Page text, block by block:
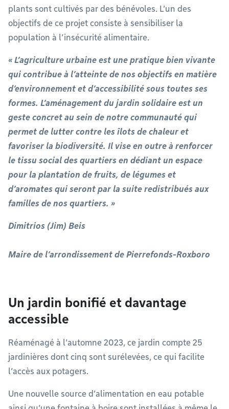
plants sont cultivés par des bénévoles. L’un des
objectifs de ce projet consiste à sensibiliser la
population à l’insécurité alimentaire.
« L’agriculture urbaine est une pratique bien vivante
qui contribue à l’atteinte de nos objectifs en matière
d’environnement et d’accessibilité sous toutes ses
formes. L’aménagement du jardin solidaire est un
geste concret au sein de notre communauté qui
permet de lutter contre les îlots de chaleur et
favoriser la biodiversité. Il vise en outre à renforcer
le tissu social des quartiers en dédiant un espace
pour la plantation de fruits, de légumes et
d’aromates qui seront par la suite redistribués aux
familles de nos quartiers. »
Dimitrios (Jim) Beis
Maire de l’arrondissement de Pierrefonds-Roxboro
Un jardin bonifié et davantage
accessible
Réaménagé à l’automne 2023, ce jardin compte 25
jardinières dont cinq sont surélevées, ce qui facilite
l’accès aux potagers.
Une nouvelle source d’alimentation en eau potable